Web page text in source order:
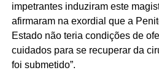
impetrantes induziram este
afirmaram na exordial que a
Estado não teria condições de
cuidados para se recuperar da
foi submetido”.